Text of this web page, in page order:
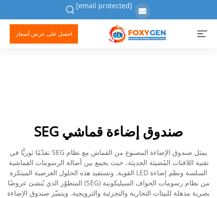
[email protected]
احصل على عرض أسعار
صندوق إضاءة قماشي SEG
يمثل صندوق الإضاءة المصنوع من القماش مع نظام SEG تقدّمًا ثوريًّا في
تقنية اللافتات المُضيئة الحديثة، حيث يجمع بين أصالة الرسومات القماشية
السلسة ونظم إضاءة LED القوية. وتستفيد هذه الحلول العرضية المبتكرة
من نظام رسومات الحواف السيليكونية (SEG) المتطوّر الذي يُنشئ عروضًا
بصرية مذهلة للبيئات التجارية والتجزئية والترويجية. ويتميّز صندوق الإضاءة